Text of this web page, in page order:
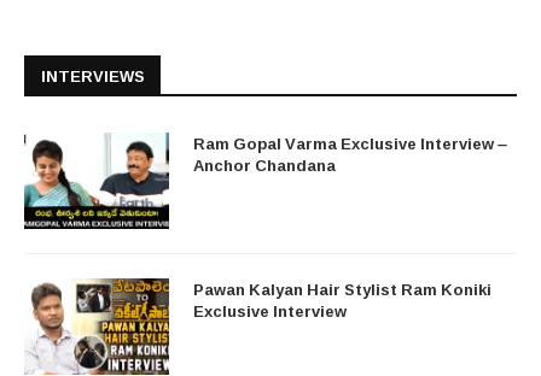
INTERVIEWS
Ram Gopal Varma Exclusive Interview –
Anchor Chandana
Pawan Kalyan Hair Stylist Ram Koniki
Exclusive Interview